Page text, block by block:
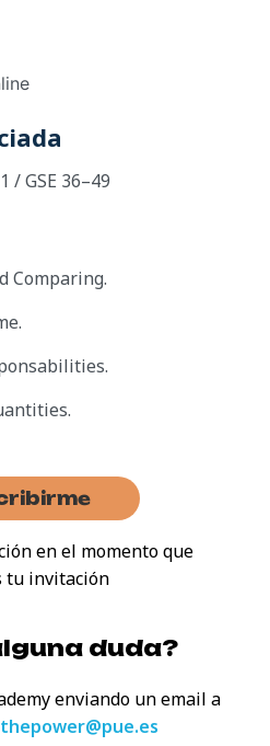
/ GSE 36–49
Comparing.
en el momento que
tu invitación
duda?
enviando un email a